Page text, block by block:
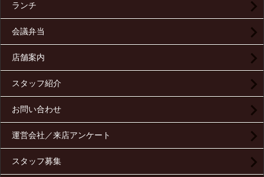
ランチ
会議弁当
店舗案内
スタッフ紹介
お問い合わせ
運営会社／来店アンケート
スタッフ募集